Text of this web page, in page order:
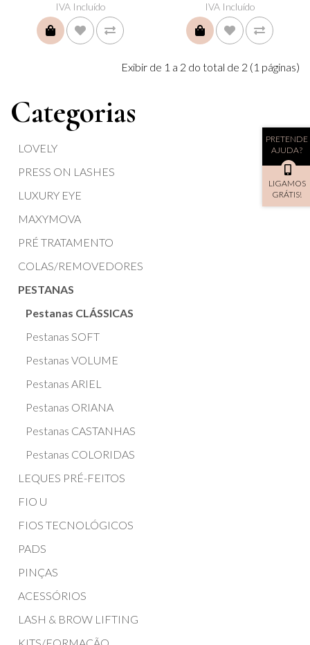
IVA Incluído
COMPRAR
IVA Incluído
COMPRAR
Exibir de 1 a 2 do total de 2 (1 páginas)
Categorias
LOVELY
PRESS ON LASHES
LUXURY EYE
MAXYMOVA
PRÉ TRATAMENTO
COLAS/REMOVEDORES
PESTANAS
Pestanas CLÁSSICAS
Pestanas SOFT
Pestanas VOLUME
Pestanas ARIEL
Pestanas ORIANA
Pestanas CASTANHAS
Pestanas COLORIDAS
LEQUES PRÉ-FEITOS
FIO U
FIOS TECNOLÓGICOS
PADS
PINÇAS
ACESSÓRIOS
LASH & BROW LIFTING
PRETENDE
AJUDA?
LIGAMOS
GRÁTIS!